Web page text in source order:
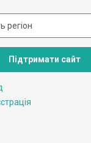
Підтримати сайт